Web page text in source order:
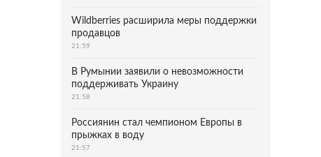
Wildberries расширила меры поддержки
продавцов
21:59
В Румынии заявили о невозможности
поддерживать Украину
21:58
Россиянин стал чемпионом Европы в
прыжках в воду
21:57